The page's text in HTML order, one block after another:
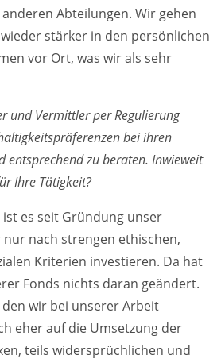
Abteilungen. Wir gehen
stärker in den persönlichen
vor Ort, was wir als sehr
und Vermittler per Regulierung
bei ihren
entsprechend zu beraten. Inwieweit
Ihre Tätigkeit?
ist es seit Gründung unser
nach strengen ethischen,
Kriterien investieren. Da hat
Fonds nichts daran geändert.
wir bei unserer Arbeit
eher auf die Umsetzung der
teils widersprüchlichen und